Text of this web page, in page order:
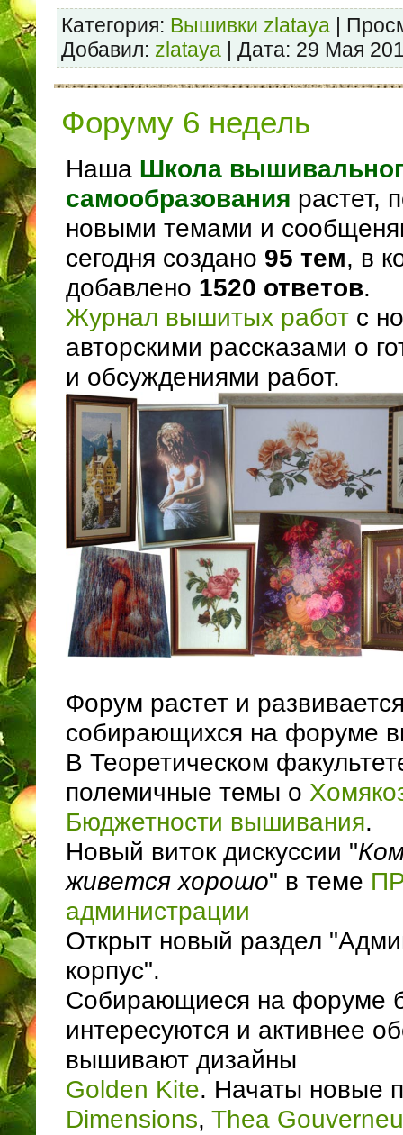
Категория: Вышивки zlataya |
Добавил: zlataya | Дата: 29 Мая
Форуму 6 недель
Наша Школа
самообразования растет,
новыми темами и
сегодня создано 95 тем, в
добавлено 1520 ответов.
Журнал вышитых работ с
авторскими рассказами о
и обсуждениями работ.
Форум растет и
собирающихся на форуме
В Теоретическом
полемичные темы о
Бюджетности вышивания.
Новый виток дискуссии "
живется хорошо" в теме
администрации
Открыт новый раздел
корпус".
Собирающиеся на форуме
интересуются и активнее
вышивают дизайны
Golden Kite. Начаты новые
Dimensions, Thea